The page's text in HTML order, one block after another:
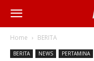
Home BERITA
BERITA NEWS PERTAMINA